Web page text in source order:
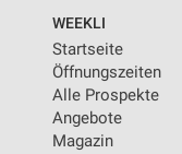
WEEKLI
Startseite
Öffnungszeiten
Alle Prospekte
Angebote
Magazin